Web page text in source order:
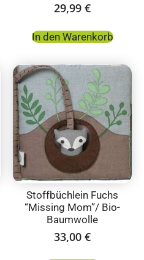
29,99 €
In den Warenkorb
Stoffbüchlein Fuchs
“Missing Mom”/ Bio-
Baumwolle
33,00 €